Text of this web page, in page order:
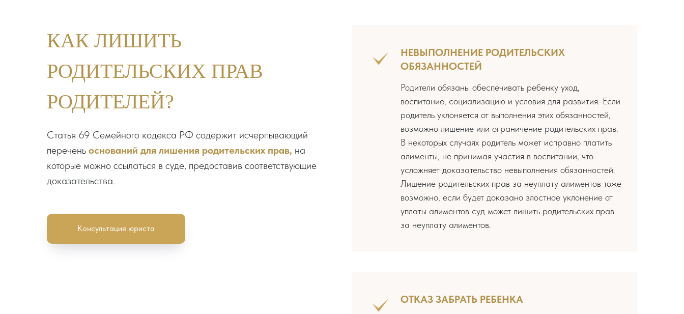
КАК ЛИШИТЬ
РОДИТЕЛЬСКИХ ПРАВ
РОДИТЕЛЕЙ?
Статья 69 Семейного кодекса РФ содержит исчерпывающий
перечень оснований для лишения родительских прав, на
которые можно ссылаться в суде, предоставив соответствующие
доказательства.
Консультация юриста
НЕВЫПОЛНЕНИЕ РОДИТЕЛЬСКИХ
ОБЯЗАННОСТЕЙ
Родители обязаны обеспечивать ребенку уход,
воспитание, социализацию и условия для развития. Если
родитель уклоняется от выполнения этих обязанностей,
возможно лишение или ограничение родительских прав.
В некоторых случаях родитель может исправно платить
алименты, не принимая участия в воспитании, что
усложняет доказательство невыполнения обязанностей.
Лишение родительских прав за неуплату алиментов тоже
возможно, если будет доказано злостное уклонение от
уплаты алиментов суд может лишить родительских прав
за неуплату алиментов.
ОТКАЗ ЗАБРАТЬ РЕБЕНКА